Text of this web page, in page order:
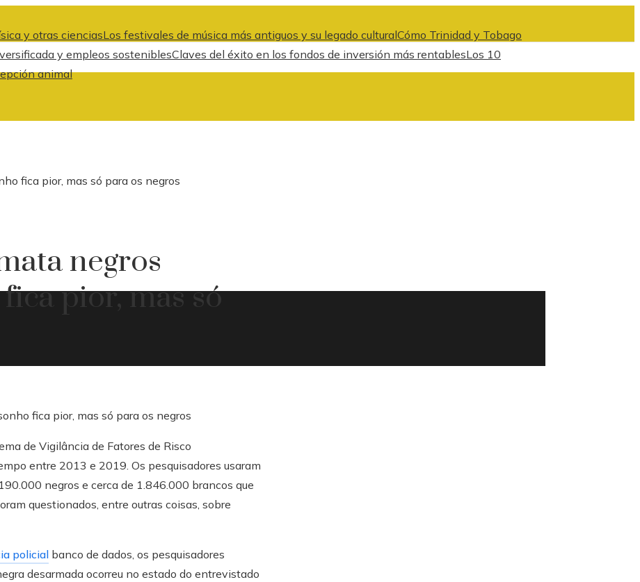
y otras cienciasLos festivales de música más antiguos y su legado culturalCómo Trinidad y Tobago
y empleos sosteniblesClaves del éxito en los fondos de inversión más rentablesLos 10
animal
fica pior, mas só para os negros
negros
pior, mas só
de Vigilância de Fatores de Risco
entre 2013 e 2019. Os pesquisadores usaram
negros e cerca de 1.846.000 brancos que
questionados, entre outras coisas, sobre
policial banco de dados, os pesquisadores
desarmada ocorreu no estado do entrevistado